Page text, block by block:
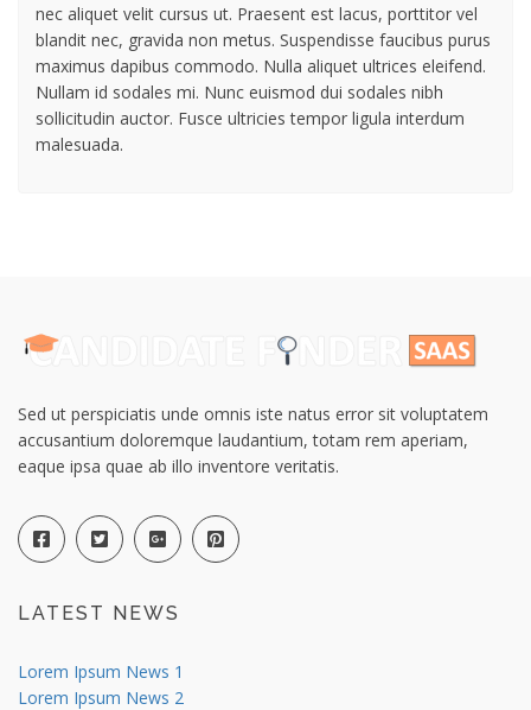
nec aliquet velit cursus ut. Praesent est lacus, porttitor vel
blandit nec, gravida non metus. Suspendisse faucibus purus
maximus dapibus commodo. Nulla aliquet ultrices eleifend.
Nullam id sodales mi. Nunc euismod dui sodales nibh
sollicitudin auctor. Fusce ultricies tempor ligula interdum
malesuada.
Sed ut perspiciatis unde omnis iste natus error sit voluptatem
accusantium doloremque laudantium, totam rem aperiam,
eaque ipsa quae ab illo inventore veritatis.
LATEST NEWS
Lorem Ipsum News 1
Lorem Ipsum News 2